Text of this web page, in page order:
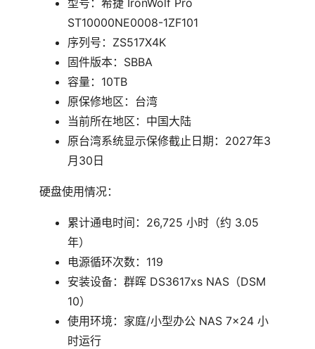
型号：希捷 IronWolf Pro
ST10000NE0008-1ZF101
序列号：ZS517X4K
固件版本：SBBA
容量：10TB
原保修地区：台湾
当前所在地区：中国大陆
原台湾系统显示保修截止日期：2027年3
月30日
硬盘使用情况：
累计通电时间：26,725 小时（约 3.05
年）
电源循环次数：119
安装设备：群晖 DS3617xs NAS（DSM
10）
使用环境：家庭/小型办公 NAS 7×24 小
时运行